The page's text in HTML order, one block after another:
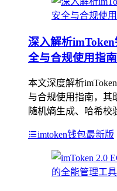
深入解析
全与合规使用指南
本文深度解析
与合规使用指南，其
随机熵生成、哈希校
imtoken钱包最新版